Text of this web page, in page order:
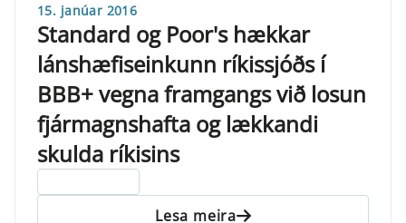
15. janúar 2016
Standard og Poor's hækkar
lánshæfiseinkunn ríkissjóðs í
BBB+ vegna framgangs við losun
fjármagnshafta og lækkandi
skulda ríkisins
Lesa meira